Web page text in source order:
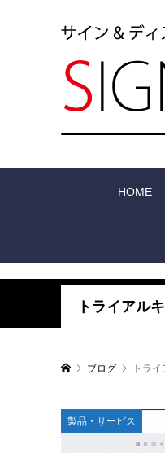
HOME
トライアル
ブログ トラ
製品・サービス